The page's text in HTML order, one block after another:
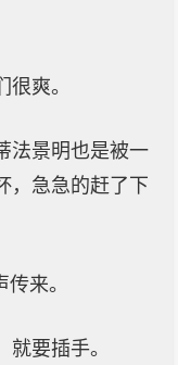
爽。
法景明也是被一
，急急的赶了下
来。
要插手。